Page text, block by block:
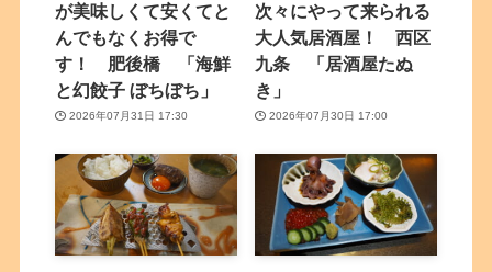
が美味しくて安くてと
んでもなくお得で
す！ 肥後橋 「海鮮
と幻餃子 ぼちぼち」
2026年07月31日 17:30
次々にやって来られる
大人気居酒屋！ 西区
九条 「居酒屋たぬ
き」
2026年07月30日 17:00